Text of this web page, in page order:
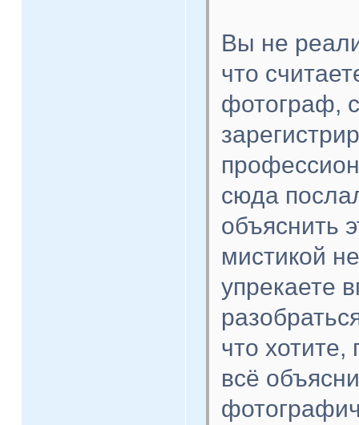
Вы не
что
фотограф,
сюда
объяснить
мистикой
упрекаете
что
всё